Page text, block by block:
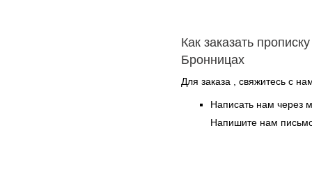
Как заказать
Бронницах
Для заказа , свяжитесь с
Написать нам через
Напишите нам